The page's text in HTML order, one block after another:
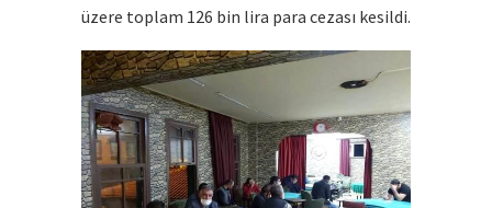
üzere toplam 126 bin lira para cezası kesildi.